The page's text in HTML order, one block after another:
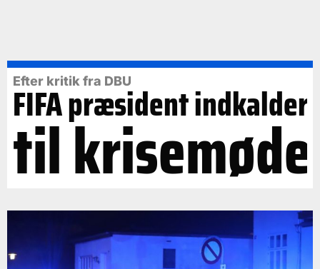
Efter kritik fra DBU
FIFA præsident indkalder
til krisemøde